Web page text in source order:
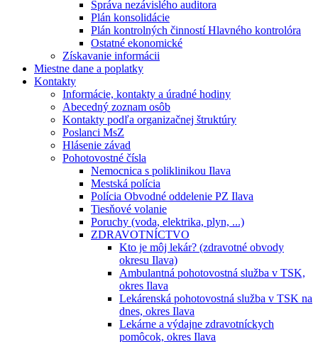
Správa nezávislého auditora
Plán konsolidácie
Plán kontrolných činností Hlavného kontrolóra
Ostatné ekonomické
Získavanie informácii
Miestne dane a poplatky
Kontakty
Informácie, kontakty a úradné hodiny
Abecedný zoznam osôb
Kontakty podľa organizačnej štruktúry
Poslanci MsZ
Hlásenie závad
Pohotovostné čísla
Nemocnica s poliklinikou Ilava
Mestská polícia
Polícia Obvodné oddelenie PZ Ilava
Tiesňové volanie
Poruchy (voda, elektrika, plyn, ...)
ZDRAVOTNÍCTVO
Kto je môj lekár? (zdravotné obvody
okresu Ilava)
Ambulantná pohotovostná služba v TSK,
okres Ilava
Lekárenská pohotovostná služba v TSK na
dnes, okres Ilava
Lekárne a výdajne zdravotníckych
pomôcok, okres Ilava